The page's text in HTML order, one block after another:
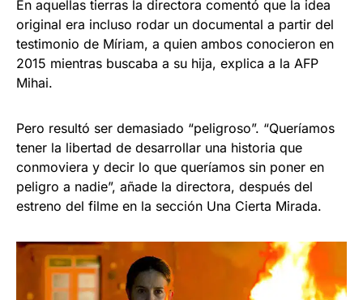
En aquellas tierras la directora comentó que la idea
original era incluso rodar un documental a partir del
testimonio de Míriam, a quien ambos conocieron en
2015 mientras buscaba a su hija, explica a la AFP
Mihai.
Pero resultó ser demasiado “peligroso”. “Queríamos
tener la libertad de desarrollar una historia que
conmoviera y decir lo que queríamos sin poner en
peligro a nadie”, añade la directora, después del
estreno del filme en la sección Una Cierta Mirada.